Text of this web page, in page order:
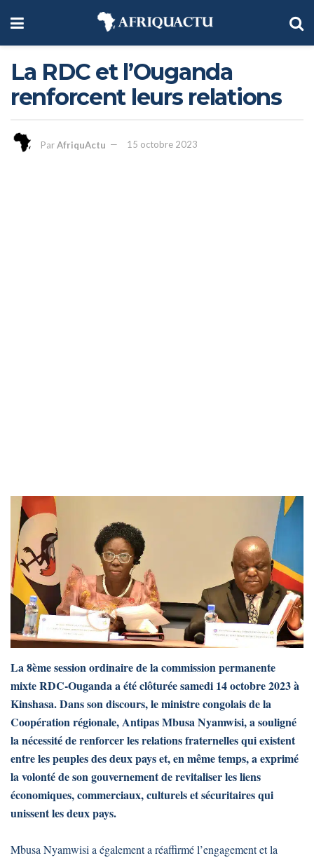
La RDC et l’Ouganda
renforcent leurs relations
ParAfriquActu 15 octobre 2023
La 8ème session ordinaire de la commission permanente
mixte RDC-Ouganda a été clôturée samedi 14 octobre 2023 à
Kinshasa. Dans son discours, le ministre congolais de la
Coopération régionale, Antipas Mbusa Nyamwisi, a souligné
la nécessité de renforcer les relations fraternelles qui existent
entre les peuples des deux pays et, en même temps, a exprimé
la volonté de son gouvernement de revitaliser les liens
économiques, commerciaux, culturels et sécuritaires qui
unissent les deux pays.
Mbusa Nyamwisi a également a réaffirmé l’engagement et la